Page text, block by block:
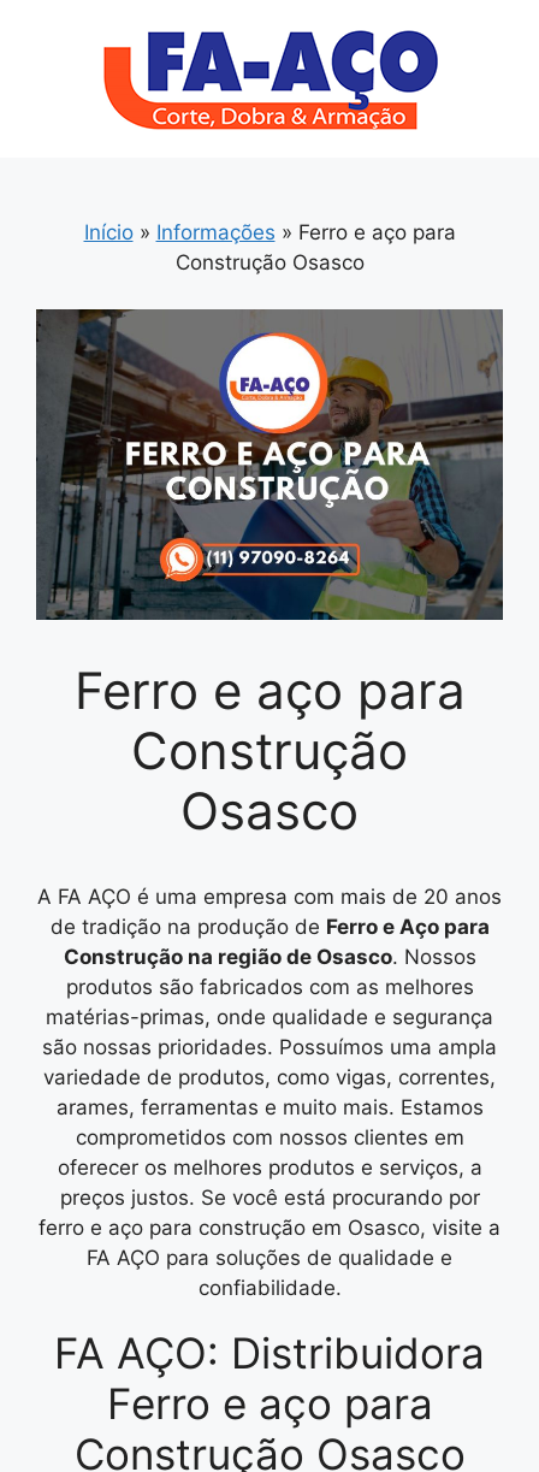
Início» Informações » Ferro e aço para
Construção Osasco
Ferro e aço para
Construção
Osasco
A FA AÇO é uma empresa com mais de 20 anos
de tradição na produção de Ferro e Aço para
Construção na região de Osasco. Nossos
produtos são fabricados com as melhores
matérias-primas, onde qualidade e segurança
são nossas prioridades. Possuímos uma ampla
variedade de produtos, como vigas, correntes,
arames, ferramentas e muito mais. Estamos
comprometidos com nossos clientes em
oferecer os melhores produtos e serviços, a
preços justos. Se você está procurando por
ferro e aço para construção em Osasco, visite a
FA AÇO para soluções de qualidade e
confiabilidade.
FA AÇO: Distribuidora
Ferro e aço para
Construção Osasco